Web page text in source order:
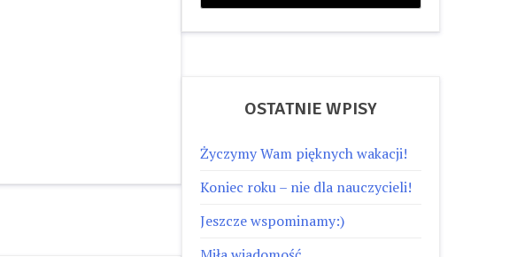
OSTATNIE WPISY
Życzymy Wam pięknych wakacji!
Koniec roku – nie dla nauczycieli!
Jeszcze wspominamy:)